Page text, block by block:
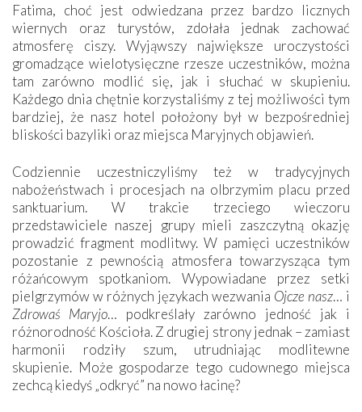
Fatima, choć jest odwiedzana przez bardzo licznych
wiernych oraz turystów, zdołała jednak zachować
atmosferę ciszy. Wyjąwszy największe uroczystości
gromadzące wielotysięczne rzesze uczestników, można
tam zarówno modlić się, jak i słuchać w skupieniu.
Każdego dnia chętnie korzystaliśmy z tej możliwości tym
bardziej, że nasz hotel położony był w bezpośredniej
bliskości bazyliki oraz miejsca Maryjnych objawień.
Codziennie uczestniczyliśmy też w tradycyjnych
nabożeństwach i procesjach na olbrzymim placu przed
sanktuarium. W trakcie trzeciego wieczoru
przedstawiciele naszej grupy mieli zaszczytną okazję
prowadzić fragment modlitwy. W pamięci uczestników
pozostanie z pewnością atmosfera towarzysząca tym
różańcowym spotkaniom. Wypowiadane przez setki
pielgrzymów w różnych językach wezwania Ojcze nasz… i
Zdrowaś Maryjo… podkreślały zarówno jedność jak i
różnorodność Kościoła. Z drugiej strony jednak – zamiast
harmonii rodziły szum, utrudniając modlitewne
skupienie. Może gospodarze tego cudownego miejsca
zechcą kiedyś „odkryć” na nowo łacinę?